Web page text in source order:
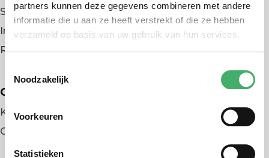
partners kunnen deze gegevens combineren met andere
informatie die u aan ze heeft verstrekt of die ze hebben
verzameld op basis van uw gebruik van hun services.
Noodzakelijk
Voorkeuren
Statistieken
Stage plaatsen
Inloggen
Registreren
OVER ONS
Kennismaken met MELON
Contact